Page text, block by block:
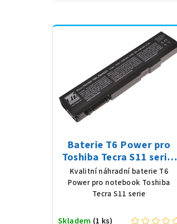
Baterie T6 Power pro
Toshiba Tecra S11 serie,
Li-Ion, 10,8 V, 5200 mAh
(56 Wh), černá
Kvalitní náhradní baterie T6
Power pro notebook Toshiba
Tecra S11 serie
Skladem (1 ks)